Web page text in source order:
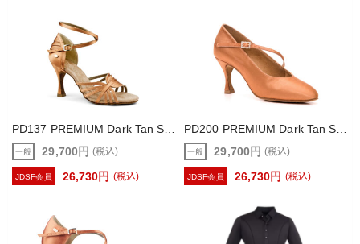
一般 29,700円(税込)
JDSF会員 26,730円 (税込)
一般 29,700円(税込)
JDSF会員 26,730円 (税込)